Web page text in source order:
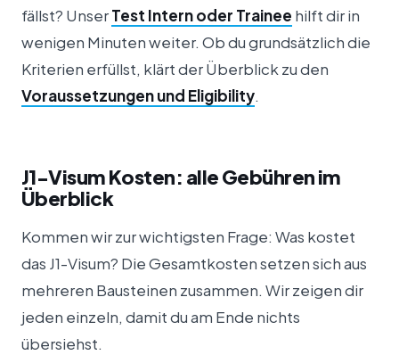
fällst? UnserTest Intern oder Trainee hilft dir in
wenigen Minuten weiter. Ob du grundsätzlich die
Kriterien erfüllst, klärt der Überblick zu den
Voraussetzungen und Eligibility.
J1-Visum Kosten: alle Gebühren im
Überblick
Kommen wir zur wichtigsten Frage: Was kostet
das J1-Visum? Die Gesamtkosten setzen sich aus
mehreren Bausteinen zusammen. Wir zeigen dir
jeden einzeln, damit du am Ende nichts
übersiehst.